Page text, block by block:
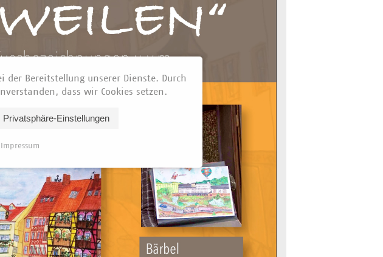
der Bereitstellung unserer Dienste. Durch
dass wir Cookies setzen.
Privatsphäre-Einstellungen
Impressum